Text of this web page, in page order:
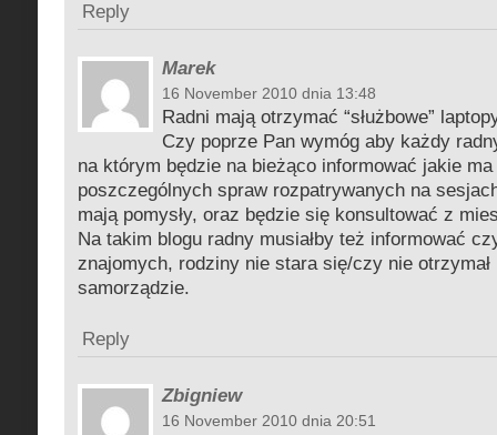
Reply
Marek
16 November 2010 dnia 13:48
Radni mają otrzymać “służbowe”
Czy poprze Pan wymóg aby każdy
na którym będzie na bieżąco informować jakie
poszczególnych spraw rozpatrywanych na
mają pomysły, oraz będzie się konsultować z
Na takim blogu radny musiałby też informować
znajomych, rodziny nie stara się/czy nie otrzymał
samorządzie.
Reply
Zbigniew
16 November 2010 dnia 20:51